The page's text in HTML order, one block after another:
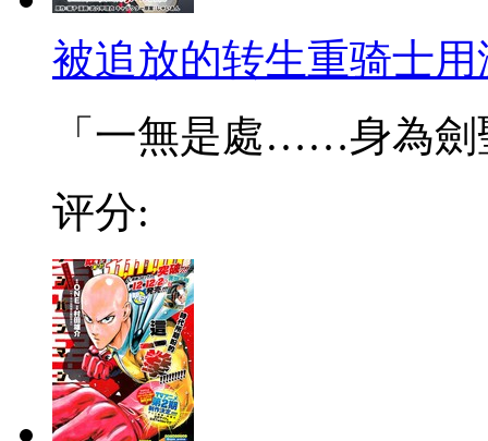
被追放的转生重骑士
「一無是處……身為劍
评分: